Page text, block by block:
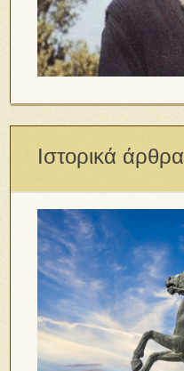
Ιστορικά άρθρα